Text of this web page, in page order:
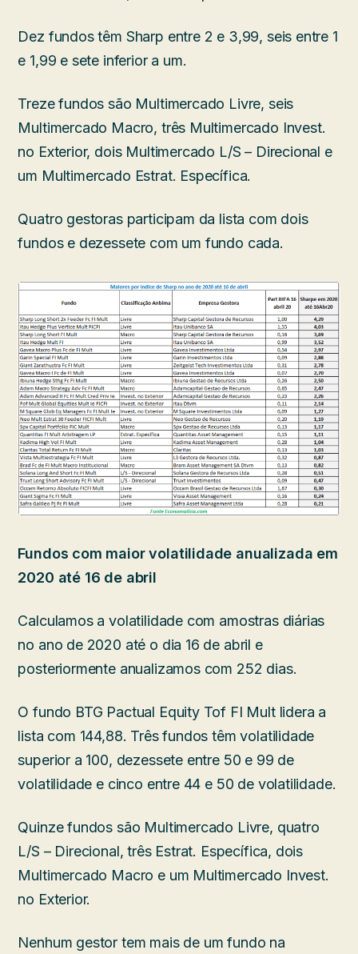
Dez fundos têm Sharp entre 2 e 3,99, seis entre 1
e 1,99 e sete inferior a um.
Treze fundos são Multimercado Livre, seis
Multimercado Macro, três Multimercado Invest.
no Exterior, dois Multimercado L/S – Direcional e
um Multimercado Estrat. Específica.
Quatro gestoras participam da lista com dois
fundos e dezessete com um fundo cada.
Fundos com maior volatilidade anualizada em
2020 até 16 de abril
Calculamos a volatilidade com amostras diárias
no ano de 2020 até o dia 16 de abril e
posteriormente anualizamos com 252 dias.
O fundo BTG Pactual Equity Tof FI Mult lidera a
lista com 144,88. Três fundos têm volatilidade
superior a 100, dezessete entre 50 e 99 de
volatilidade e cinco entre 44 e 50 de volatilidade.
Quinze fundos são Multimercado Livre, quatro
L/S – Direcional, três Estrat. Específica, dois
Multimercado Macro e um Multimercado Invest.
no Exterior.
Nenhum gestor tem mais de um fundo na